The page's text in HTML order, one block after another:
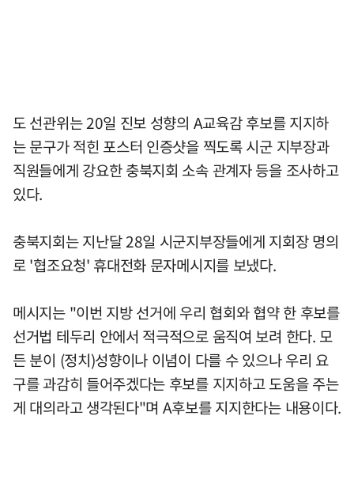
도 선관위는 20일 진보 성향의 A교육감 후보를 지지하
는 문구가 적힌 포스터 인증샷을 찍도록 시군 지부장과
직원들에게 강요한 충북지회 소속 관계자 등을 조사하고
있다.
충북지회는 지난달 28일 시군지부장들에게 지회장 명의
로 '협조요청' 휴대전화 문자메시지를 보냈다.
메시지는 "이번 지방 선거에 우리 협회와 협약 한 후보를
선거법 테두리 안에서 적극적으로 움직여 보려 한다. 모
든 분이 (정치)성향이나 이념이 다를 수 있으나 우리 요
구를 과감히 들어주겠다는 후보를 지지하고 도움을 주는
게 대의라고 생각된다"며 A후보를 지지한다는 내용이다.